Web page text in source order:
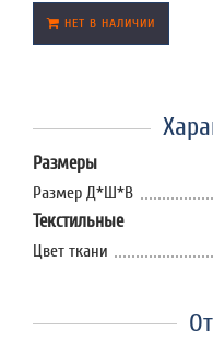
НЕТ В НАЛИЧИИ
Размеры
Размер Д*Ш*В
Текстильные
Цвет ткани